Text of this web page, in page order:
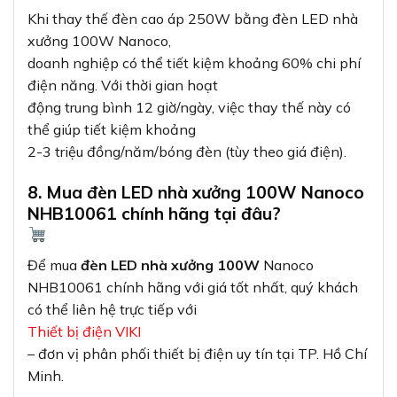
Khi thay thế đèn cao áp 250W bằng đèn LED nhà
xưởng 100W Nanoco,
doanh nghiệp có thể tiết kiệm khoảng 60% chi phí
điện năng. Với thời gian hoạt
động trung bình 12 giờ/ngày, việc thay thế này có
thể giúp tiết kiệm khoảng
2-3 triệu đồng/năm/bóng đèn (tùy theo giá điện).
8. Mua đèn LED nhà xưởng 100W Nanoco
NHB10061 chính hãng tại đâu?
Để mua đèn LED nhà xưởng 100W Nanoco
NHB10061 chính hãng với giá tốt nhất, quý khách
có thể liên hệ trực tiếp với
Thiết bị điện VIKI
– đơn vị phân phối thiết bị điện uy tín tại TP. Hồ Chí
Minh.